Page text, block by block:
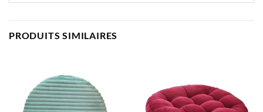
PRODUITS SIMILAIRES